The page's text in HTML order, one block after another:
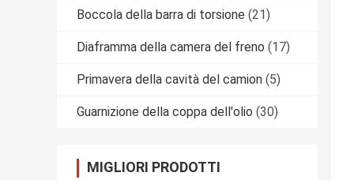
Boccola della barra di torsione (21)
Diaframma della camera del freno (17)
Primavera della cavità del camion (5)
Guarnizione della coppa dell'olio (30)
MIGLIORI PRODOTTI